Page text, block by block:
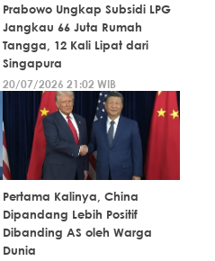
Prabowo Ungkap Subsidi LPG
Jangkau 66 Juta Rumah
Tangga, 12 Kali Lipat dari
Singapura
20/07/2026 21:02 WIB
Pertama Kalinya, China
Dipandang Lebih Positif
Dibanding AS oleh Warga
Dunia